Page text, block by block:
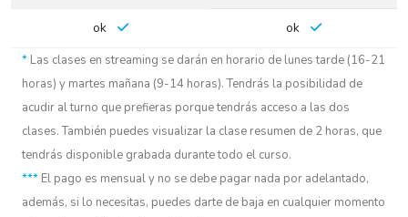
ok ok
* Las clases en streaming se darán en horario de lunes tarde (16-21
horas) y martes mañana (9-14 horas). Tendrás la posibilidad de
acudir al turno que prefieras porque tendrás acceso a las dos
clases. También puedes visualizar la clase resumen de 2 horas, que
tendrás disponible grabada durante todo el curso.
*** El pago es mensual y no se debe pagar nada por adelantado,
además, si lo necesitas, puedes darte de baja en cualquier momento